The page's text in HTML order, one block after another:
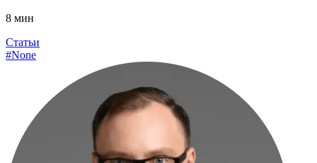
8 мин
Статьи
#None